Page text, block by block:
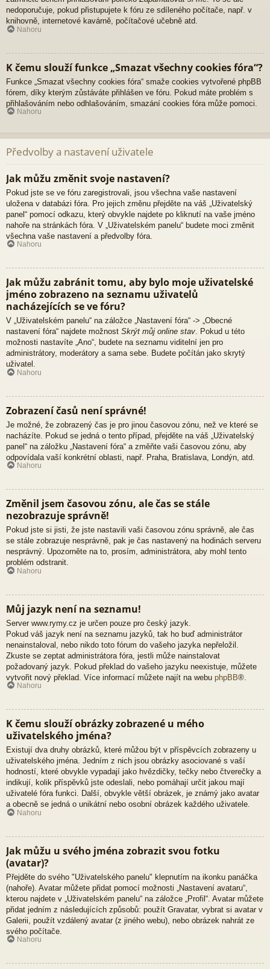
nedoporučuje, pokud přistupujete k fóru ze sdíleného počítače, např. v
knihovně, internetové kavárně, počítačové učebně atd.
Nahoru
K čemu slouží funkce „Smazat všechny cookies fóra“?
Funkce „Smazat všechny cookies fóra“ smaže cookies vytvořené phpBB
fórem, díky kterým zůstáváte přihlášen ve fóru. Pokud máte problém s
přihlašováním nebo odhlašováním, smazání cookies fóra může pomoci.
Nahoru
Předvolby a nastavení uživatele
Jak můžu změnit svoje nastavení?
Pokud jste se ve fóru zaregistrovali, jsou všechna vaše nastavení
uložena v databázi fóra. Pro jejich změnu přejděte na váš „Uživatelský
panel“ pomocí odkazu, který obvykle najdete po kliknutí na vaše jméno
nahoře na stránkách fóra. V „Uživatelském panelu“ budete moci změnit
všechna vaše nastavení a předvolby fóra.
Nahoru
Jak můžu zabránit tomu, aby bylo moje uživatelské
jméno zobrazeno na seznamu uživatelů
nacházejících se ve fóru?
V „Uživatelském panelu“ na záložce „Nastavení fóra“ -> „Obecné
nastavení fóra“ najdete možnost Skrýt můj online stav. Pokud u této
možnosti nastavíte „Ano“, budete na seznamu viditelní jen pro
administrátory, moderátory a sama sebe. Budete počítán jako skrytý
uživatel.
Nahoru
Zobrazení časů není správné!
Je možné, že zobrazený čas je pro jinou časovou zónu, než ve které se
nacházíte. Pokud se jedná o tento případ, přejděte na váš „Uživatelský
panel“ na záložku „Nastavení fóra“ a změňte vaši časovou zónu, aby
odpovídala vaší konkrétní oblasti, např. Praha, Bratislava, Londýn, atd.
Nahoru
Změnil jsem časovou zónu, ale čas se stále
nezobrazuje správně!
Pokud jste si jisti, že jste nastavili vaši časovou zónu správně, ale čas
se stále zobrazuje nesprávně, pak je čas nastavený na hodinách serveru
nesprávný. Upozorněte na to, prosím, administrátora, aby mohl tento
problém odstranit.
Nahoru
Můj jazyk není na seznamu!
Server www.rymy.cz je určen pouze pro český jazyk.
Pokud váš jazyk není na seznamu jazyků, tak ho buď administrátor
nenainstaloval, nebo nikdo toto fórum do vašeho jazyka nepřeložil.
Zkuste se zeptat administrátora fóra, jestli může nainstalovat
požadovaný jazyk. Pokud překlad do vašeho jazyku neexistuje, můžete
vytvořit nový překlad. Více informací můžete najít na webu phpBB®.
Nahoru
K čemu slouží obrázky zobrazené u mého
uživatelského jména?
Existují dva druhy obrázků, které můžou být v příspěvcích zobrazeny u
uživatelského jména. Jedním z nich jsou obrázky asociované s vaší
hodností, které obvykle vypadají jako hvězdičky, tečky nebo čtverečky a
indikují, kolik příspěvků jste odeslali, nebo pomáhají určit jakou mají
uživatelé fóra funkci. Další, obvykle větší obrázek, je známý jako avatar
a obecně se jedná o unikátní nebo osobní obrázek každého uživatele.
Nahoru
Jak můžu u svého jména zobrazit svou fotku
(avatar)?
Přejděte do svého "Uživatelského panelu" klepnutím na ikonku panáčka
(nahoře). Avatar můžete přidat pomocí možnosti „Nastavení avataru“,
kterou najdete v „Uživatelském panelu“ na záložce „Profil“. Avatar můžete
přidat jedním z následujících způsobů: použít Gravatar, vybrat si avatar v
Galerii, použít vzdálený avatar (z jiného webu), nebo obrázek nahrát ze
svého počítače.
Nahoru